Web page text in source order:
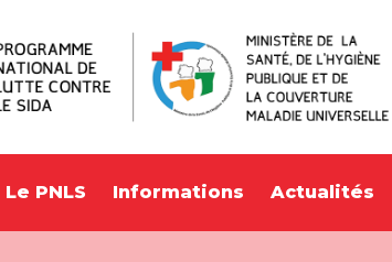
Le PNLS Informations Actualités